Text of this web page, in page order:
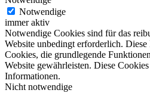
Notwendige
immer aktiv
Notwendige Cookies sind für das
Website unbedingt erforderlich.
Cookies, die grundlegende
Website gewährleisten. Diese
Informationen.
Nicht notwendige